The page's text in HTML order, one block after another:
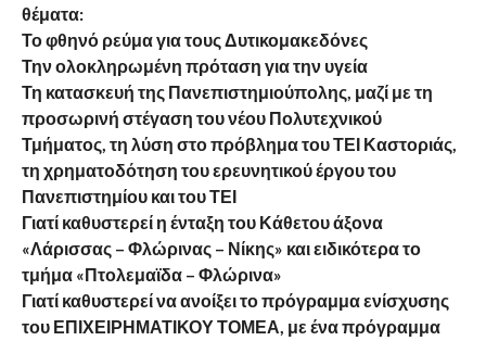
θέματα:
Το φθηνό ρεύμα για τους Δυτικομακεδόνες
Την ολοκληρωμένη πρόταση για την υγεία
Τη κατασκευή της Πανεπιστημιούπολης, μαζί με τη
προσωρινή στέγαση του νέου Πολυτεχνικού
Τμήματος, τη λύση στο πρόβλημα του ΤΕΙ Καστοριάς,
τη χρηματοδότηση του ερευνητικού έργου του
Πανεπιστημίου και του ΤΕΙ
Γιατί καθυστερεί η ένταξη του Κάθετου άξονα
«Λάρισσας – Φλώρινας – Νίκης» και ειδικότερα το
τμήμα «Πτολεμαϊδα – Φλώρινα»
Γιατί καθυστερεί να ανοίξει το πρόγραμμα ενίσχυσης
του ΕΠΙΧΕΙΡΗΜΑΤΙΚΟΥ ΤΟΜΕΑ, με ένα πρόγραμμα